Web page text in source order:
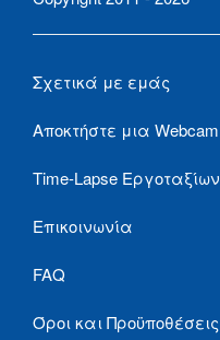
Σχετικά με εμάς
Αποκτήστε μια Webcam
Time-Lapse Εργοταξίων
Επικοινωνία
FAQ
Όροι και Προϋποθέσεις